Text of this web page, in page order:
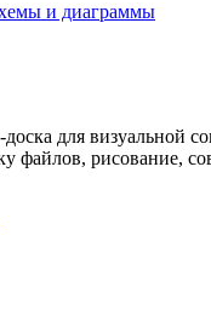
и диаграммы
для визуальной
файлов, рисование,